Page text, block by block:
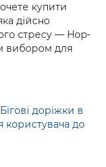
купити
дійсно
стресу — Hop-
вибором для
доріжки в
користувача до